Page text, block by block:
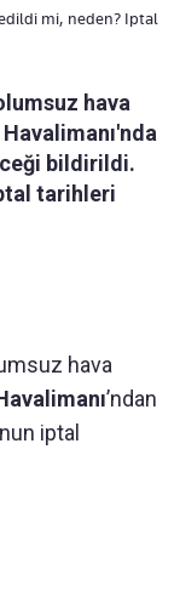
mi, neden? Iptal
hava
bildirildi.
tarihleri
hava
’ndan
iptal